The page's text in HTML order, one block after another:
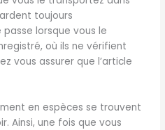
toujours
lorsque vous le
où ils ne vérifient
vous assurer que l’article
en espèces se trouvent
Ainsi, une fois que vous